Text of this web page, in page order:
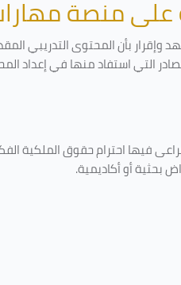
على منصة
بأن المحتوى التدريبي
التي استفاد منها في إعداد
فيها احترام حقوق الملكية
بحثية أو أكاديمية.